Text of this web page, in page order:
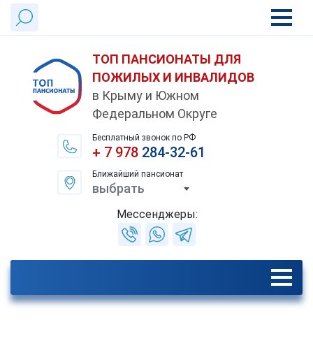
ТОП ПАНСИОНАТЫ ДЛЯ
ПОЖИЛЫХ И ИНВАЛИДОВ
в Крыму и Южном
Федеральном Округе
Бесплатный звонок по РФ
+ 7 978284-32-61
Ближайший пансионат
выбрать
Мессенджеры: